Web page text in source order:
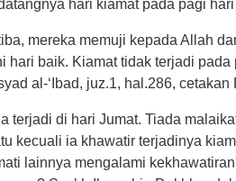
hari kiamat pada pagi
mereka memuji kepada Allah
hari baik. Kiamat tidak terjadi
al-‘Ibad, juz.1, hal.286,
terjadi di hari Jumat. Tiada
kecuali ia khawatir terjadinya
lainnya mengalami